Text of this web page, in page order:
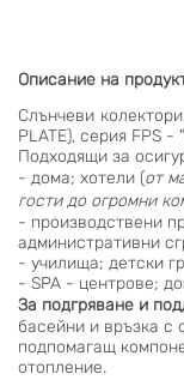
Описание на
Слънчеви
PLATE), серия FPS
Подходящи за
- дома; хотели (от
гости до огромни
- производствени
административни
- училища; детски
- SPA - центрове;
За подгряване и
басейни и връзка с
подпомагащ
отопление.